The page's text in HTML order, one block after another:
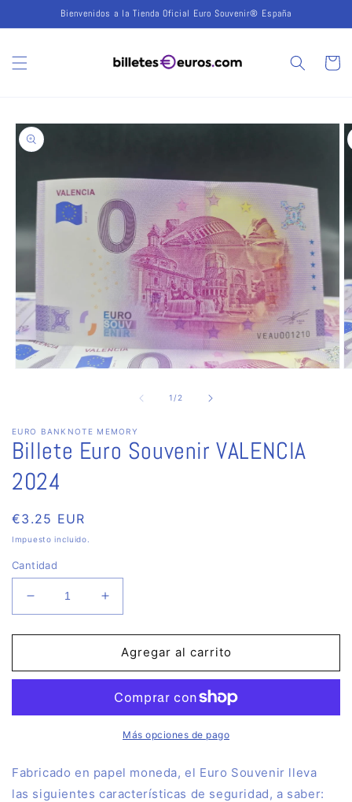
directamente
al contenido
Bienvenidos a la Tienda Oficial Euro Souvenir® España
Carrito
directamente
a la
información
una
ventana
modal
1 /de
2
EURO BANKNOTE MEMORY
Billete Euro Souvenir VALENCIA
2024
Precio
habitual
€3.25 EUR
Impuesto incluido.
Cantidad
Reducir
cantidad
para
Euro
2024
Aumentar
cantidad
para
Billete
Euro
VALENCIA
2024
Agregar al carrito
Más opciones de pago
Fabricado en papel moneda, el Euro Souvenir lleva
las siguientes características de seguridad, a saber: